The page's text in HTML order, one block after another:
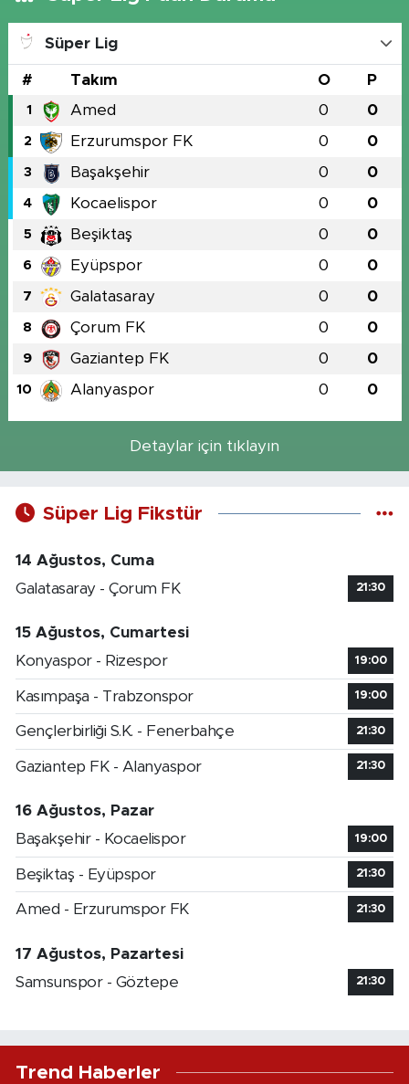
Süper Lig
# Takım O P
1 Amed 0 0
2 Erzurumspor FK 0 0
3 Başakşehir 0 0
4 Kocaelispor 0 0
5 Beşiktaş 0 0
6 Eyüpspor 0 0
7 Galatasaray 0 0
8 Çorum FK 0 0
9 Gaziantep FK 0 0
10 Alanyaspor 0 0
Detaylar için tıklayın
Süper Lig Fikstür
14 Ağustos, Cuma
Galatasaray - Çorum FK
21:30
15 Ağustos, Cumartesi
Konyaspor - Rizespor
19:00
Kasımpaşa - Trabzonspor 19:00
Gençlerbirliği S.K. - Fenerbahçe 21:30
Gaziantep FK - Alanyaspor 21:30
16 Ağustos, Pazar
Başakşehir - Kocaelispor
19:00
Beşiktaş - Eyüpspor 21:30
Amed - Erzurumspor FK 21:30
17 Ağustos, Pazartesi
Samsunspor - Göztepe
21:30
Trend Haberler